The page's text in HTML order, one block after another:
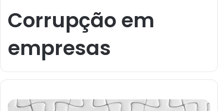
Corrupção em
empresas